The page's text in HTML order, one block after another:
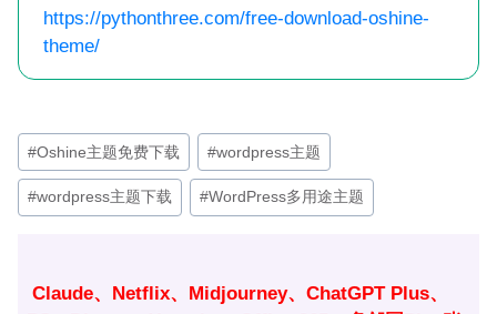
https://pythonthree.com/free-download-oshine-
theme/
文
章
标
#Oshine主题免费下载 #wordpress主题
#wordpress主题下载 #WordPress多用途主题
Claude、Netflix、Midjourney、ChatGPT Plus、